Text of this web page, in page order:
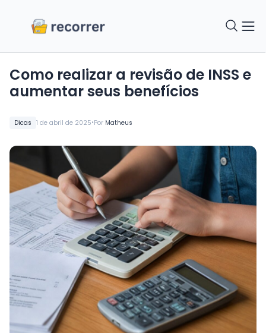
Dicas 1 de abril de 2025•Por Matheus
como realizar a revisão de INSS e
aumentar seus benefícios